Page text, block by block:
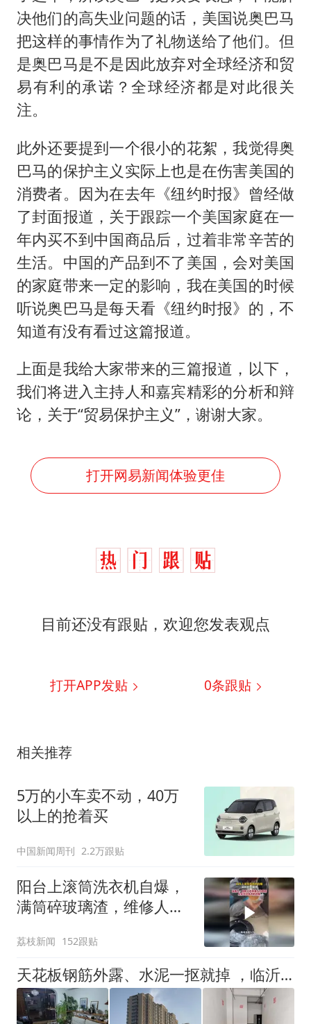
决他们的高失业问题的话，美国说奥巴马
把这样的事情作为了礼物送给了他们。但
是奥巴马是不是因此放弃对全球经济和贸
易有利的承诺？全球经济都是对此很关
注。
此外还要提到一个很小的花絮，我觉得奥
巴马的保护主义实际上也是在伤害美国的
消费者。因为在去年《纽约时报》曾经做
了封面报道，关于跟踪一个美国家庭在一
年内买不到中国商品后，过着非常辛苦的
生活。中国的产品到不了美国，会对美国
的家庭带来一定的影响，我在美国的时候
听说奥巴马是每天看《纽约时报》的，不
知道有没有看过这篇报道。
上面是我给大家带来的三篇报道，以下，
我们将进入主持人和嘉宾精彩的分析和辩
论，关于“贸易保护主义”，谢谢大家。
打开网易新闻体验更佳
目前还没有跟贴，欢迎您发表观点
打开APP发贴 0条跟贴
相关推荐
5万的小车卖不动，40万
以上的抢着买
中国新闻周刊 2.2万跟贴
阳台上滚筒洗衣机自爆，
满筒碎玻璃渣，维修人员
洗衣机自爆
荔枝新闻 152跟贴
天花板钢筋外露、水泥一抠就掉 ，临沂一安置楼交房半年即被鉴定存安全隐患；楼体至今未加固，仍有居民常住